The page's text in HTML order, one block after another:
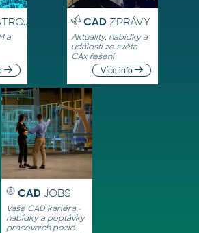
a
CADZPRÁVY
Aktuality, nabídky a
události ze světa
CAx řešení
Více info
CAD JOBS
Vaše CAD kariéra -
nabídky a poptávky
pracovních pozic